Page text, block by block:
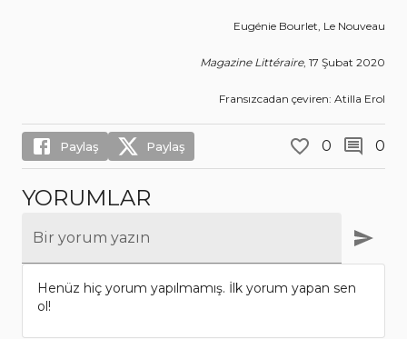
Eugénie Bourlet, Le Nouveau
Magazine Littéraire, 17 Şubat 2020
Fransızcadan çeviren: Atilla Erol
Paylaş Paylaş 0 0
YORUMLAR
Bir yorum yazın
Henüz hiç yorum yapılmamış. İlk yorum yapan sen
ol!